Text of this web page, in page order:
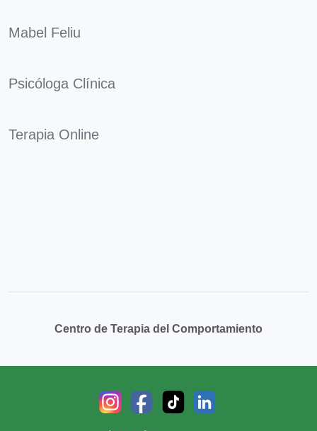
Mabel Feliu
Psicóloga Clínica
Terapia Online
Centro de Terapia del Comportamiento